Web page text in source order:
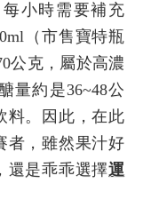
小時需要補充
（市售寶特瓶
公克，屬於高濃
量約是36~48公
料。因此，在此
者，雖然果汁好
還是乖乖選擇運